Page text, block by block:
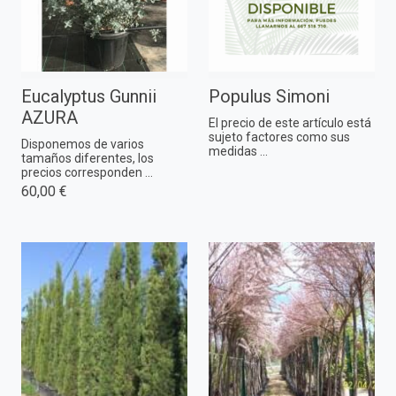
Eucalyptus Gunnii
AZURA
Disponemos de varios
tamaños diferentes, los
precios corresponden ...
60,00 €
Populus Simoni
El precio de este artículo está
sujeto factores como sus
medidas ...